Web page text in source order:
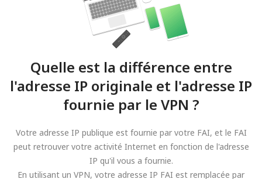
Quelle est la différence entre
l'adresse IP originale et l'adresse IP
fournie par le VPN ?
Votre adresse IP publique est fournie par votre FAI, et le FAI
peut retrouver votre activité Internet en fonction de l'adresse
IP qu'il vous a fournie.
En utilisant un VPN, votre adresse IP FAI est remplacée par